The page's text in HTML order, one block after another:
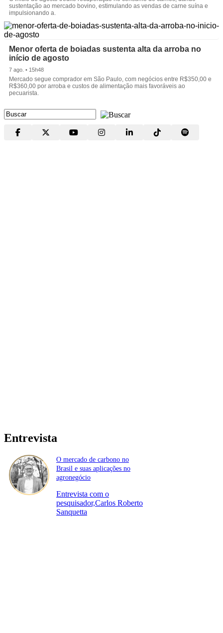
sustentação ao mercado bovino, estimulando as vendas de carne suína e
impulsionando a.
Menor oferta de boiadas sustenta alta da arroba no
início de agosto
7 ago. • 15h48
Mercado segue comprador em São Paulo, com negócios entre R$350,00 e
R$360,00 por arroba e custos de alimentação mais favoráveis ao
pecuarista.
Entrevista
O mercado de carbono no
Brasil e suas aplicações no
agronegócio
Entrevista com o
pesquisador,Carlos Roberto
Sanquetta